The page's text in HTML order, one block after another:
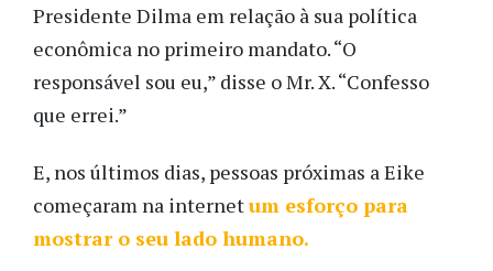
Presidente Dilma em relação à sua política
econômica no primeiro mandato. “O
responsável sou eu,” disse o Mr. X. “Confesso
que errei.”
E, nos últimos dias, pessoas próximas a Eike
começaram na internetum esforço para
mostrar o seu lado humano.